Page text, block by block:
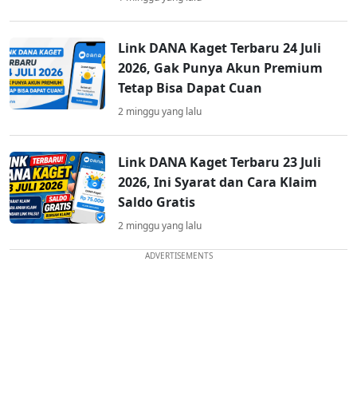
Link DANA Kaget Terbaru 24 Juli
2026, Gak Punya Akun Premium
Tetap Bisa Dapat Cuan
2 minggu yang lalu
Link DANA Kaget Terbaru 23 Juli
2026, Ini Syarat dan Cara Klaim
Saldo Gratis
2 minggu yang lalu
ADVERTISEMENTS